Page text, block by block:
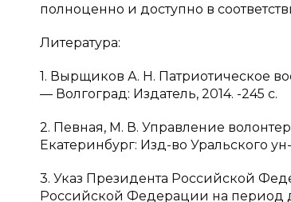
полноценно и доступно в
Литература:
1. Вырщиков А. Н. Патриотическое
— Волгоград: Издатель, 2014. -245 с.
2. Певная, М. В. Управление
Екатеринбург: Изд-во Уральского ун-
3. Указ Президента Российской
Российской Федерации на период